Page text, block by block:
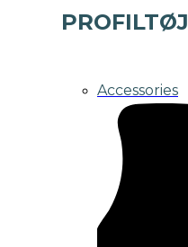
PROFILTØJ
Accessories